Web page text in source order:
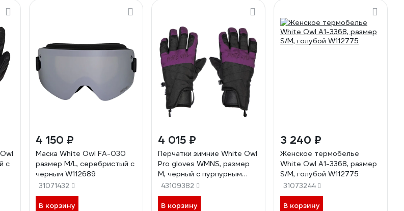
с
4 150 ₽
Маска White Owl FA-030
размер M/L, серебристый с
черным W112689
31071432
В корзину
4 015 ₽
Перчатки зимние White Owl
Pro gloves WMNS, размер
M, черный c пурпурным
W113432
43109382
В корзину
3 240 ₽
Женское термобелье
White Owl A1-3368, размер
S/M, голубой W112775
31073244
В корзину